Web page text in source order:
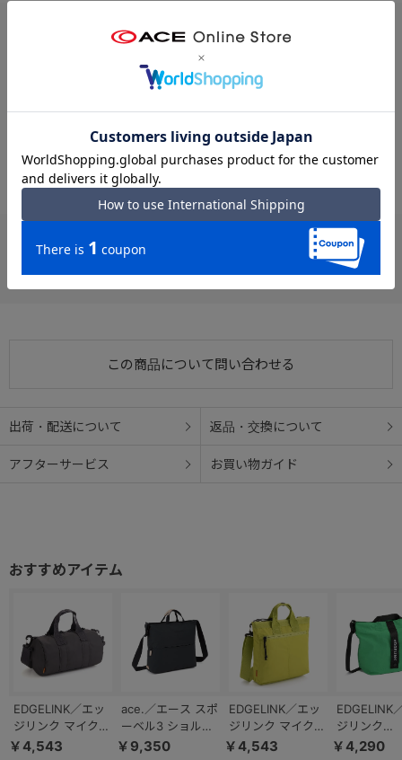
お支払い方法
クレジットカード
この商品について問い合わせる
出荷・配送について 返品・交換について
アフターサービス お買い物ガイド
#ショルダーバッグ カジュアル
#ショルダーバッグ 手持ち
※クリックするとタグに関連した商品が表示されます。
EDGELINK／エッ
ジリンク マイクロ
ギャラクシー ミニ
￥4,543
ace.／エース スポ
ーベル3 ショルダ
ーバッグ A4サイ
￥9,350
EDGELINK／エッ
ジリンク マイクロ
ギャラクシー ミニ
￥4,543
EDGELINK
ジリンク
NAMPAK
￥4,290